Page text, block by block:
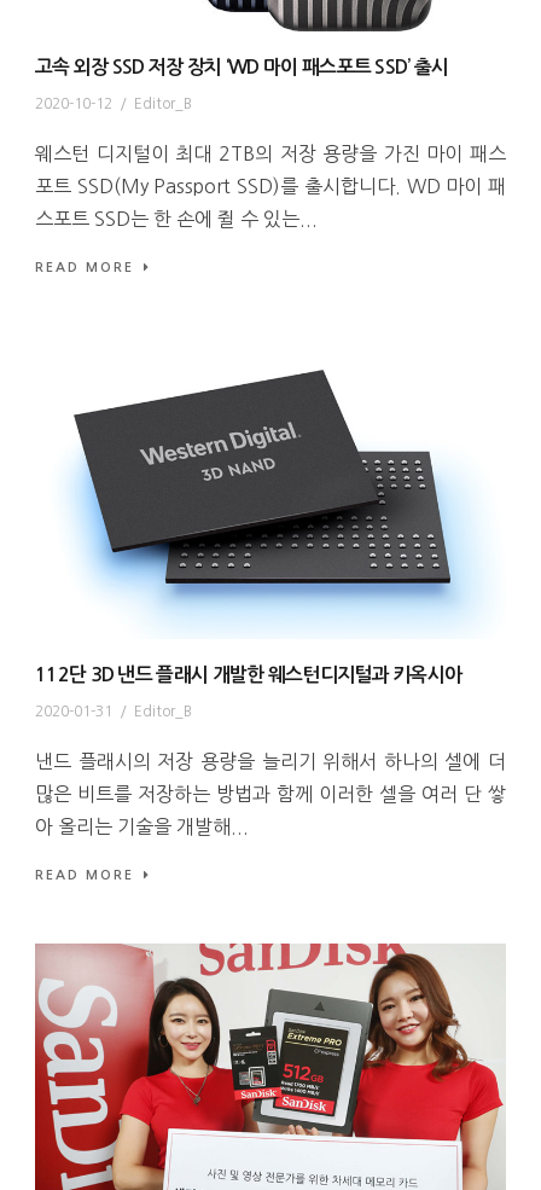
고속 외장 SSD 저장 장치 ‘WD 마이 패스포트 SSD’ 출시
2020-10-12 / Editor_B
웨스턴 디지털이 최대 2TB의 저장 용량을 가진 마이 패스
포트 SSD(My Passport SSD)를 출시합니다. WD 마이 패
스포트 SSD는 한 손에 쥘 수 있는...
READ MORE
112단 3D 낸드 플래시 개발한 웨스턴디지털과 키옥시아
2020-01-31 / Editor_B
낸드 플래시의 저장 용량을 늘리기 위해서 하나의 셀에 더
많은 비트를 저장하는 방법과 함께 이러한 셀을 여러 단 쌓
아 올리는 기술을 개발해...
READ MORE